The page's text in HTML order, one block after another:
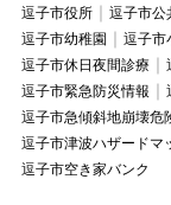
逗子市役所 逗子市公
逗子市幼稚園
逗子市
逗子市休日夜間診療
逗子市緊急防災情報
逗子市急傾斜地崩壊危
逗子市津波ハザードマ
逗子市空き家バンク